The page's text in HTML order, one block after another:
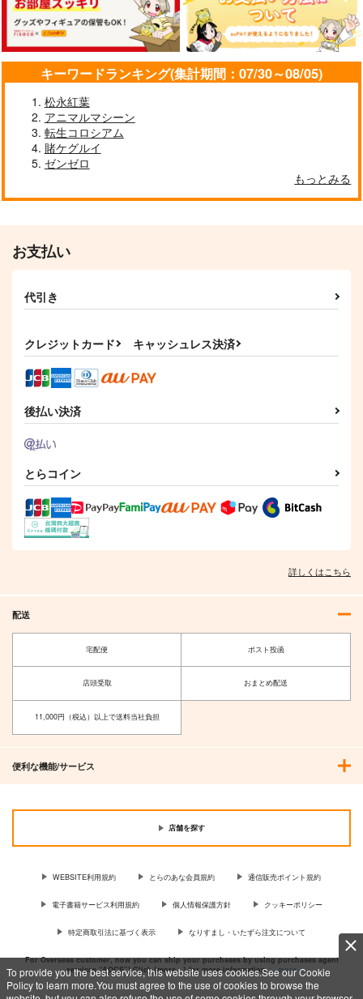
To provide you the best service, this website uses cookies.See our Cookie
Policy to learn more.You must agree to the use of cookies to browse the
キーワードランキング(集計期間：07/30～08/05)
松永紅葉
アニマルマシーン
転生コロシアム
賭ケグルイ
ゼンゼロ
もっとみる
お支払い
代引き
クレジットカード キャッシュレス決済
後払い決済
とらコイン
詳しくはこちら
配送
宅配便 ポスト投函
店頭受取 おまとめ配送
11,000円（税込）以上で送料当社負担
便利な機能/サービス
店舗を探す
WEBSITE利用規約 とらのあな会員規約 通信販売ポイント規約
電子書籍サービス利用規約 個人情報保護方針 クッキーポリシー
特定商取引法に基づく表示 なりすまし・いたずら注文について
For Overseas customer, now you can ship your purchases by using purchases agent
services “AOCS”! Click {more…} for more information …more